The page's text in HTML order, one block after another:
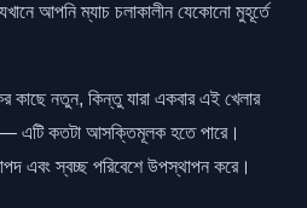
আপনি ম্যাচ চলাকালীন যেকোনো মুহূর্তে
কাছে নতুন, কিন্তু যারা একবার এই খেলার
— এটি কতটা আসক্তিমূলক হতে পারে।
এবং স্বচ্ছ পরিবেশে উপস্থাপন করে।